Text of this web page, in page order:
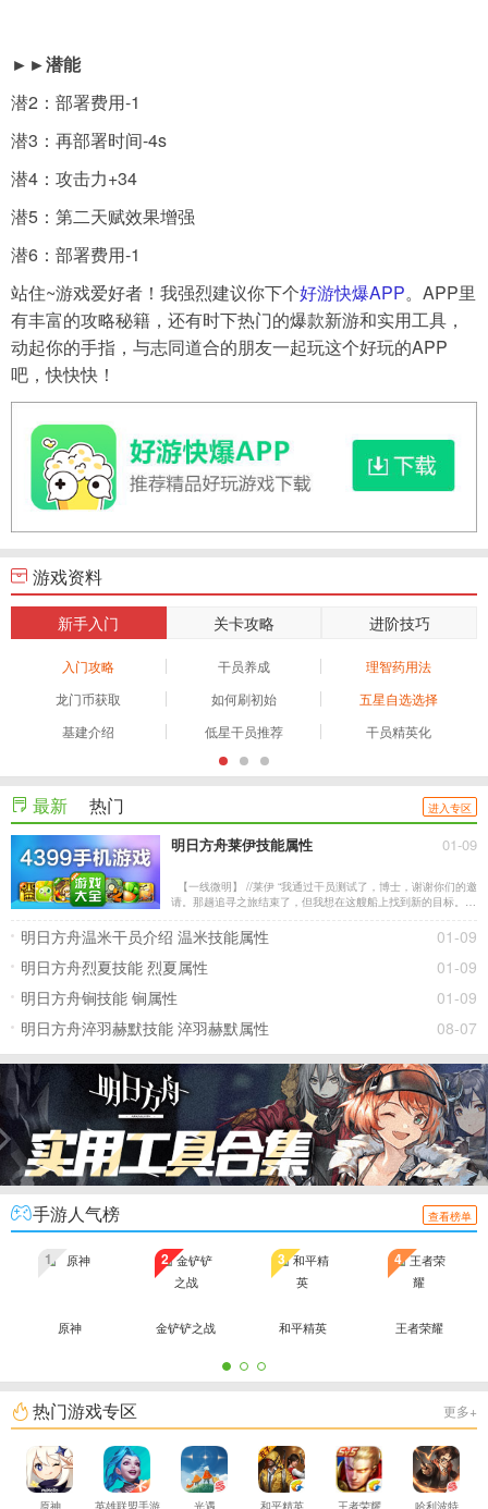
►►潜能
潜2：部署费用-1
潜3：再部署时间-4s
潜4：攻击力+34
潜5：第二天赋效果增强
潜6：部署费用-1
站住~游戏爱好者！我强烈建议你下个好游快爆APP。APP里
有丰富的攻略秘籍，还有时下热门的爆款新游和实用工具，
动起你的手指，与志同道合的朋友一起玩这个好玩的APP
吧，快快快！
游戏资料
新手入门 关卡攻略 进阶技巧
入门攻略 干员养成
理智药用法
龙门币获取
如何刷初始
五星自选选择
基建介绍
低星干员推荐 干员精英化
最新 热门 进入专区
明日方舟莱伊技能属性 01-09
请。那趟追寻之旅结束了，但我想在这艘船上找到新的目标。”
进同一个桶里分享，在休息时间里大声聊家长里短，或是从01-09
明日方舟温米干员介绍 温米技能属性
01-09
明日方舟烈夏技能 烈夏属性
01-09
明日方舟锏技能 锏属性
08-07
明日方舟淬羽赫默技能 淬羽赫默属性
手游人气榜 查看榜单
原神
1
金铲铲之战
2
和平精英
3
王者荣耀
4
热门游戏专区 更多+
原神 英雄联盟手游 光遇 和平精英 王者荣耀 哈利波特